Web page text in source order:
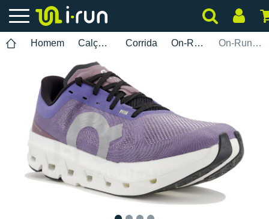
Homem Calçados Corrida On-Running On-Running Cloudflow 5